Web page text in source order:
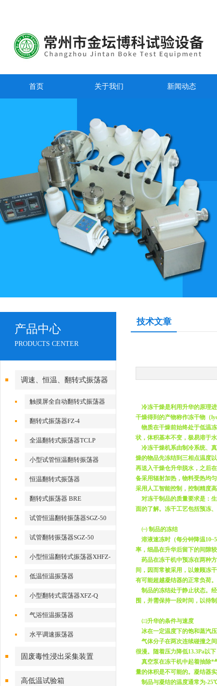
首页 关于我们 新闻动态
产品中心
PRODUCTS CENTER
调速、恒温、翻转式振荡器
触摸屏全自动翻转式振荡器
翻转式振荡器FZ-4
全温翻转式振荡器TCLP
小型试管恒温翻转振荡器
恒温翻转式振荡器
翻转式振荡器 BRE
试管恒温翻转振荡器SGZ-50
试管翻转振荡器SGZ-50
小型恒温翻转式振荡器XHFZ-
低温恒温振荡器
小型翻转式震荡器XFZ-Q
气浴恒温振荡器
水平调速振荡器
固废毒性浸出采集装置
高低温试验箱
技术文章
冷冻干燥是利用升华的原理
干燥得到的产物称作冻干物（
物质在干燥前始终处于低温
状，体积基本不变，极易溶于
冷冻干燥机系由制冷系统、
燥的物品先冻结到三相点温度
再送入干燥仓升华脱水，之后
备采用辐射加热，物料受热均
采用人工智能控制，控制精度
对冻干制品的质量要求是：
面的了解。冻干工艺包括预冻
㈠ 制品的冻结
溶液速冻时（每分钟降温
率，细晶在升华后留下的间隙
药品在冻干机中预冻在两种
间，因而常被采用，以兼顾冻
有可能超越凝结器的正常负荷
制品的冻结处于静止状态。
围，并需保持一段时间，以待
㈡升华的条件与速度
冰在一定温度下的饱和蒸汽
气体分子在两次连续碰撞之
很漫。随着压力降低13.3Pa以
真空泵在冻干机中起着抽除*
量的体积是不可能的。凝结器
制品与凝结的温度通常为-